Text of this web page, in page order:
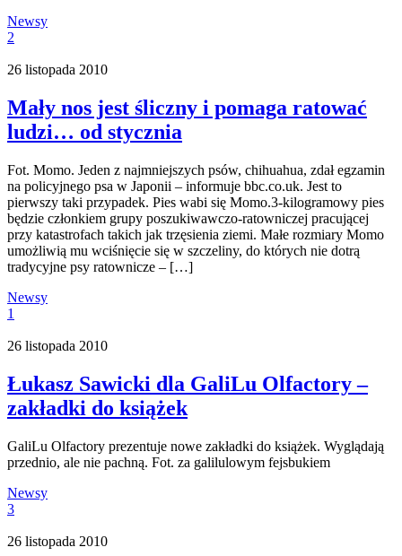
Newsy
2
26 listopada 2010
Mały nos jest śliczny i pomaga ratować
ludzi… od stycznia
Fot. Momo. Jeden z najmniejszych psów, chihuahua, zdał egzamin
na policyjnego psa w Japonii – informuje bbc.co.uk. Jest to
pierwszy taki przypadek. Pies wabi się Momo.3-kilogramowy pies
będzie członkiem grupy poszukiwawczo-ratowniczej pracującej
przy katastrofach takich jak trzęsienia ziemi. Małe rozmiary Momo
umożliwią mu wciśnięcie się w szczeliny, do których nie dotrą
tradycyjne psy ratownicze – […]
Newsy
1
26 listopada 2010
Łukasz Sawicki dla GaliLu Olfactory –
zakładki do książek
GaliLu Olfactory prezentuje nowe zakładki do książek. Wyglądają
przednio, ale nie pachną. Fot. za galilulowym fejsbukiem
Newsy
3
26 listopada 2010